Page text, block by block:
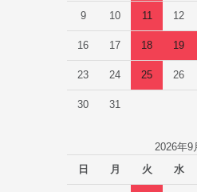
9 10 11 12
16 17 18 19
23 24 25 26
30 31
2026年9
日
月 火 水